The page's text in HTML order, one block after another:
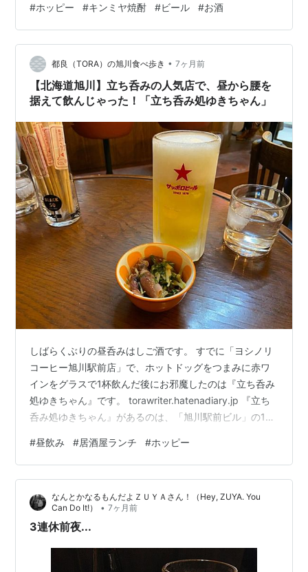
安いか。想定してた値段と大違いだった。もっと高いも
のだと思ってた。 今冷やしてます。明日になったら飲ん
でみるか。今日でビール全部飲み切ったんでね、ロング
缶3本開けたらもうぐっちゃぐちゃ。しかも何もつままな
かったし。 ビール高いのよ。だったら発泡酒とか第三の
ビールっていう選択肢が出てくるんだが、ど…
#ホッピー #キンミヤ焼酎 #ビール #お酒
都良（TORA）の旭川食べ歩き • 7ヶ月前
【北海道旭川】立ち呑みの人気店で、昼から腰を
据えて飲んじゃった！「立ち呑み処ゆきちゃん」
しばらくぶりの昼呑みはしご酒です。 すでに「ヨシノリ
コーヒー旭川駅前店」で、ホットドッグをつまみに赤ワ
インをグラスで1杯飲んだ後にお邪魔したのは『立ち呑み
処ゆきちゃん』です。 torawriter.hatenadiary.jp 『立ち
呑み処ゆきちゃん』があるのは、「旭川駅前ビル」の1
してきたようです。 改めてフロアマップを見ると、空き
店舗が多くて寂しいですね。 これまで紹介した「おにぎ
り茶屋」や「駅前やぶそば」「おふくろ」といった駅前
ビルで長く営業を続けているお店には、これからも頑張
って欲しいもんです。 torawriter.hatenad…
#昼飲み #居酒屋ランチ #ホッピー
なんとかなるもんだよＺＵＹＡさん！（Hey, ZUYA. You
Can Do It!）
• 7ヶ月前
3連休前夜...